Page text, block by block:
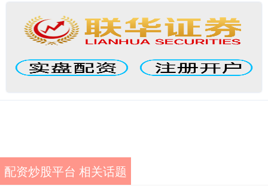
配资炒股平台 相关话题